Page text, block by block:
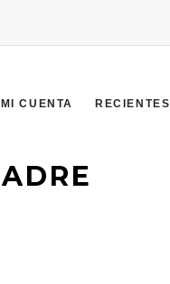
MI CUENTA RECIENTES